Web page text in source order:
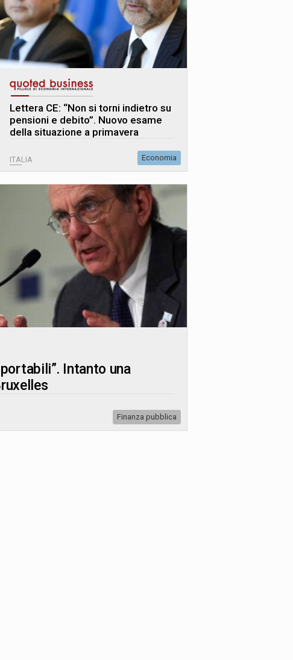
Lettera CE: “Non si torni indietro su
pensioni e debito”. Nuovo esame
della situazione a primavera
ITALIA Economia
Intanto una
Finanza pubblica